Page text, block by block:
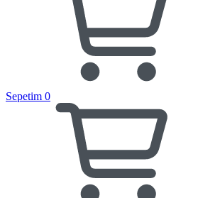
Sepetim 0